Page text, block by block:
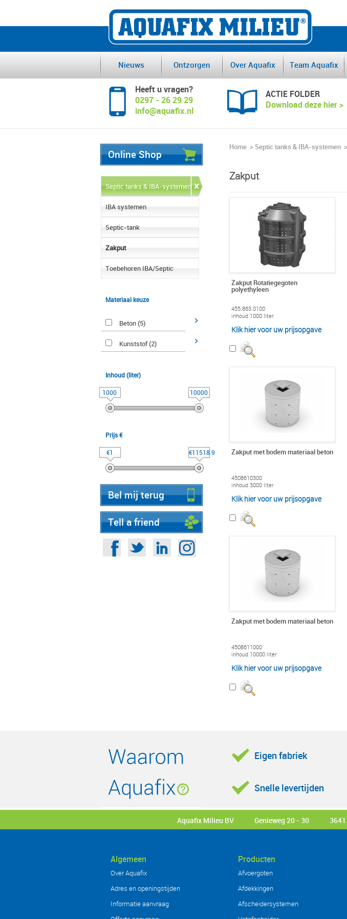
Nieuws Ontzorgen Over Aquafix Team Aquafix
Heeft u vragen?
0297 - 26 29 29
info@aquafix.nl
ACTIE FOLDER
Download deze hier >
Online Shop
Septic tanks & IBA-systemen
IBA systemen
Septic-tank
Zakput
Toebehoren IBA/Septic
Materiaal keuze
Beton (5)
Kunststof (2)
Inhoud (liter)
1000 10000
Prijs €
€1 €11518.9
Bel mij terug
Tell a friend
Home > Septic tanks & IBA-systemen >
Zakput
Zakput Rotatiegegoten
polyethyleen
455.863.0100
inhoud 1000 liter
Klik hier voor uw prijsopgave
Zakput met bodem materiaal beton
4508610300
inhoud 3000 liter
Klik hier voor uw prijsopgave
Zakput met bodem materiaal beton
4508611000
inhoud 10000 liter
Klik hier voor uw prijsopgave
Eigen fabriek
Snelle levertijden
Aquafix Milieu BV Genieweg 20 - 30
Algemeen
Over Aquafix
Adres en openingstijden
Informatie aanvraag
Producten
Afvoergoten
Afdekkingen
Afscheidersystemen